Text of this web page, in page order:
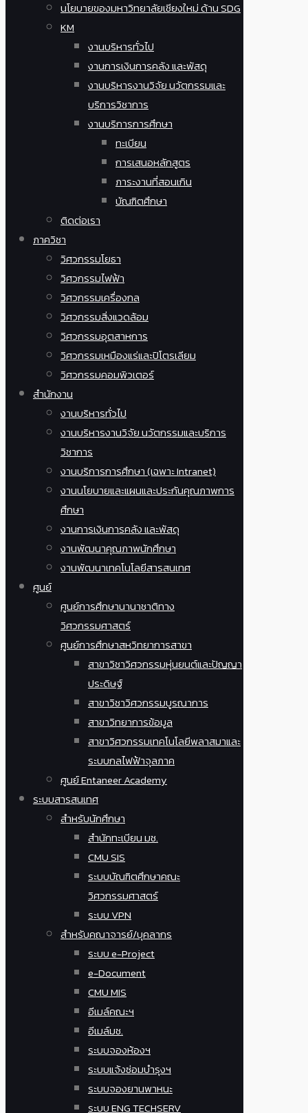
นโยบายของมหาวิทยาลัยเชียงใหม่ ด้าน SDG
KM
งานบริหารทั่วไป
งานการเงินการคลัง และพัสดุ
งานบริหารงานวิจัย นวัตกรรมและ
บริการวิชาการ
งานบริการการศึกษา
ทะเบียน
การเสนอหลักสูตร
ภาระงานที่สอนเกิน
บัณฑิตศึกษา
ติดต่อเรา
ภาควิชา
วิศวกรรมโยธา
วิศวกรรมไฟฟ้า
วิศวกรรมเครื่องกล
วิศวกรรมสิ่งแวดล้อม
วิศวกรรมอุตสาหการ
วิศวกรรมเหมืองแร่และปิโตรเลียม
วิศวกรรมคอมพิวเตอร์
สำนักงาน
งานบริหารทั่วไป
งานบริหารงานวิจัย นวัตกรรมและบริการ
วิชาการ
งานบริการการศึกษา (เฉพาะ Intranet)
งานนโยบายและแผนและประกันคุณภาพการ
ศึกษา
งานการเงินการคลัง และพัสดุ
งานพัฒนาคุณภาพนักศึกษา
งานพัฒนาเทคโนโลยีสารสนเทศ
ศูนย์
ศูนย์การศึกษานานาชาติทาง
วิศวกรรมศาสตร์
ศูนย์การศึกษาสหวิทยาการสาขา
สาขาวิชาวิศวกรรมหุ่นยนต์และปัญญา
ประดิษฐ์
สาขาวิชาวิศวกรรมบูรณาการ
สาขาวิทยาการข้อมูล
สาขาวิศวกรรมเทคโนโลยีพลาสมาและ
ระบบกลไฟฟ้าจุลภาค
ศูนย์ Entaneer Academy
ระบบสารสนเทศ
สำหรับนักศึกษา
สำนักทะเบียน มช.
CMU SIS
ระบบบัณฑิตศึกษาคณะ
วิศวกรรมศาสตร์
ระบบ VPN
สำหรับคณาจารย์/บุคลากร
ระบบ e-Project
e-Document
CMU MIS
อีเมล์คณะฯ
อีเมล์มช.
ระบบจองห้องฯ
ระบบแจ้งซ่อมบำรุงฯ
ระบบจองยานพาหนะ
ระบบ ENG TECHSERV